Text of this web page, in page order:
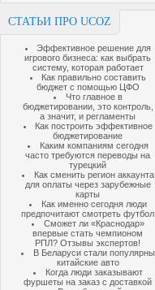
СТАТЬИ ПРО UCOZ
Эффективное решение для
игрового бизнеса: как выбрать
систему, которая работает
Как правильно составить
бюджет с помощью ЦФО
Что главное в
бюджетировании, это контроль,
а значит, и регламенты
Как построить эффективное
бюджетирование
Каким компаниям сегодня
часто требуются переводы на
турецкий
Как сменить регион аккаунта
для оплаты через зарубежные
карты
Как именно сегодня люди
предпочитают смотреть футбол
Сможет ли «Краснодар»
впервые стать чемпионом
РПЛ? Отзывы экспертов!
В Беларуси стали популярны
китайские авто
Когда люди заказывают
фуршеты на заказ с доставкой